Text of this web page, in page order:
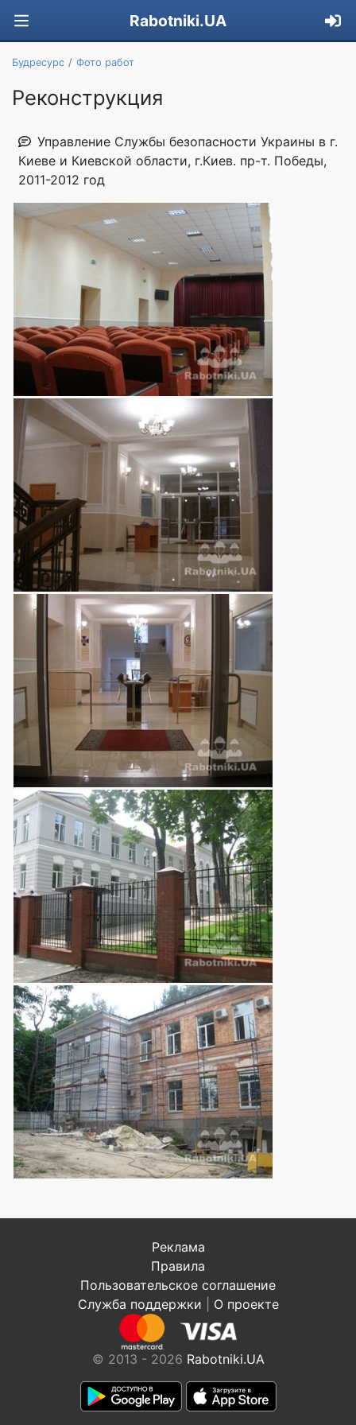
Rabotniki.UA
Будресурс Фото работ
Реконструкция
Управление Службы безопасности Украины в г.
Киеве и Киевской области, г.Киев. пр-т. Победы,
2011-2012 год
Реклама
Правила
Пользовательское соглашение
Служба поддержки
О проекте
© 2013 - 2026 Rabotniki.UA